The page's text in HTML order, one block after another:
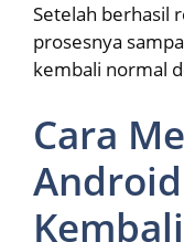
Setelah berhasil
prosesnya
kembali normal
Cara